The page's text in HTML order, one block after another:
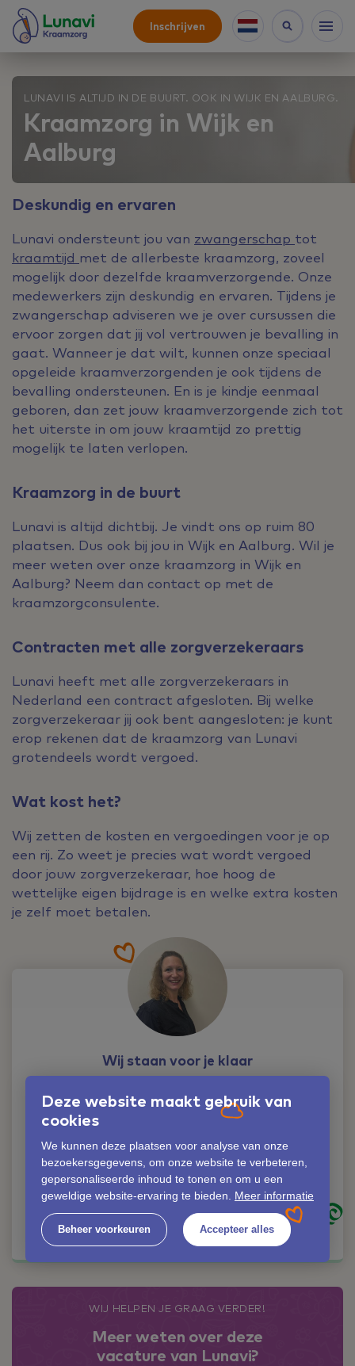
Deze website maakt gebruik van
cookies
We kunnen deze plaatsen voor analyse van onze
bezoekersgegevens, om onze website te verbeteren,
gepersonaliseerde inhoud te tonen en om u een
geweldige website-ervaring te bieden. Meer informatie
Beheer voorkeuren Accepteer alles
Inschrijven
LUNAVI IS ALTIJD IN DE BUURT. OOK IN WIJK EN AALBURG.
Kraamzorg in Wijk en
Aalburg
Deskundig en ervaren
Lunavi ondersteunt jou van zwangerschap tot
kraamtijd met de allerbeste kraamzorg, zoveel
mogelijk door dezelfde kraamverzorgende. Onze
medewerkers zijn deskundig en ervaren. Tijdens je
zwangerschap adviseren we je over cursussen die
ervoor zorgen dat jij vol vertrouwen je bevalling in
gaat. Wanneer je dat wilt, kunnen onze speciaal
opgeleide kraamverzorgenden je ook tijdens de
bevalling ondersteunen. En is je kindje eenmaal
geboren, dan zet jouw kraamverzorgende zich tot
het uiterste in om jouw kraamtijd zo prettig
mogelijk te laten verlopen.
Kraamzorg in de buurt
Lunavi is altijd dichtbij. Je vindt ons op ruim 80
plaatsen. Dus ook bij jou in Wijk en Aalburg. Wil je
meer weten over onze kraamzorg in Wijk en
Aalburg? Neem dan contact op met de
kraamzorgconsulente.
Contracten met alle zorgverzekeraars
Lunavi heeft met alle zorgverzekeraars in
Nederland een contract afgesloten. Bij welke
zorgverzekeraar jij ook bent aangesloten: je kunt
erop rekenen dat de kraamzorg van Lunavi
grotendeels wordt vergoed.
Wat kost het?
Wij zetten de kosten en vergoedingen voor je op
een rij. Zo weet je precies wat wordt vergoed
door jouw zorgverzekeraar, hoe hoog de
wettelijke eigen bijdrage is en welke extra kosten
je zelf moet betalen.
Wij staan voor je klaar
persoonlijk spreken?
Elize van Oudheusden
06-42353558
elize.van.oudheusden@lunavi.nl
Kom in contact
WIJ HELPEN JE GRAAG VERDER!
Meer weten over deze
vacature van Lunavi?